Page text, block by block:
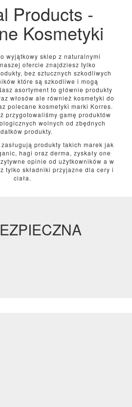
Products -
Kosmetyki
wyjątkowy sklep z naturalnymi
ofercie znajdziesz tylko
bez sztucznych szkodliwych
które są szkodliwe i mogą
asortyment to głównie produkty
włosów ale również kosmetyki do
polecane kosmetyki marki Korres.
przygotowaliśmy gamę produktów
wolnych od zbędnych
produkty.
produkty takich marek jak
hagi oraz derma, zyskały one
opinie od użytkowników a w
tylko składniki przyjazne dla cery i
ciała.